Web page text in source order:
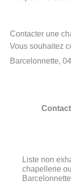
Contacter une
Vous souhaitez
Barcelonnette,
Liste non
chapellerie